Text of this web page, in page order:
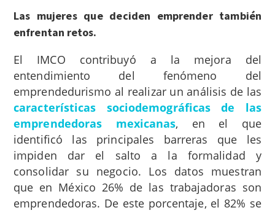
Las mujeres que deciden emprender también
enfrentan retos.
El IMCO contribuyó a la mejora del
entendimiento del fenómeno del
emprendedurismo al realizar un análisis de las
características sociodemográficas de las
emprendedoras mexicanas, en el que
identificó las principales barreras que les
impiden dar el salto a la formalidad y
consolidar su negocio. Los datos muestran
que en México 26% de las trabajadoras son
emprendedoras. De este porcentaje, el 82% se